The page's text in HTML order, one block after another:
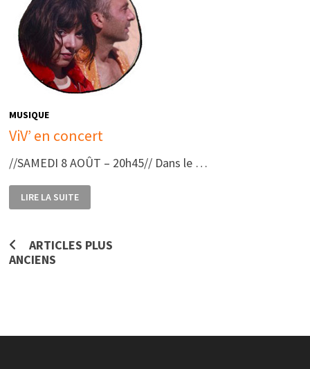
MUSIQUE
ViV’ en concert
//SAMEDI 8 AOÛT – 20h45// Dans le …
VIV’
EN
CONCERT
LIRE LA SUITE
Navigation
des
ARTICLES PLUS
ANCIENS